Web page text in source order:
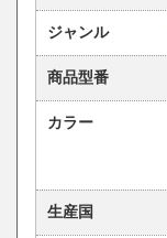
ジャンル
商品型番
カラー
生産国